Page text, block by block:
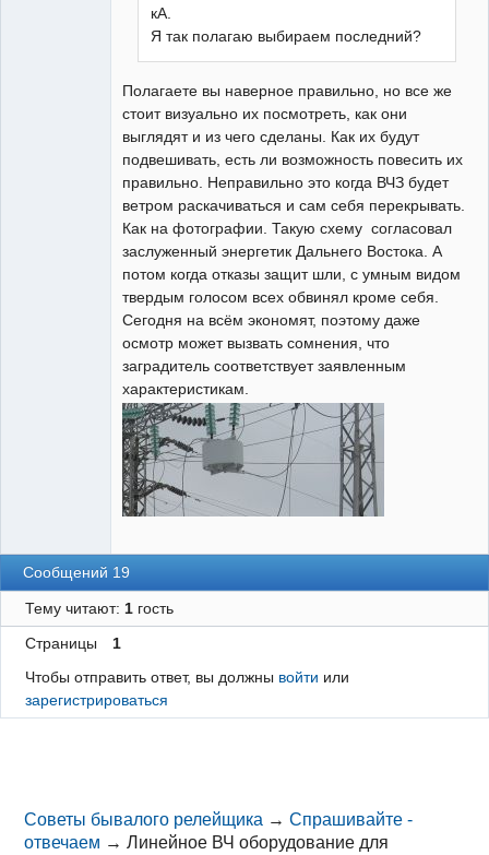
кА.
Я так полагаю выбираем последний?
Полагаете вы наверное правильно, но все же
стоит визуально их посмотреть, как они
выглядят и из чего сделаны. Как их будут
подвешивать, есть ли возможность повесить их
правильно. Неправильно это когда ВЧЗ будет
ветром раскачиваться и сам себя перекрывать.
Как на фотографии. Такую схему согласовал
заслуженный энергетик Дальнего Востока. А
потом когда отказы защит шли, с умным видом
твердым голосом всех обвинял кроме себя.
Сегодня на всём экономят, поэтому даже
осмотр может вызвать сомнения, что
заградитель соответствует заявленным
характеристикам.
Сообщений 19
Тему читают: 1гость
Страницы
1
Чтобы отправить ответ, вы должны войти или
зарегистрироваться
Советы бывалого релейщика →Спрашивайте -
отвечаем →Линейное ВЧ оборудование для